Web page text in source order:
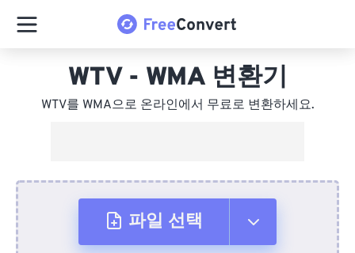
WTV - WMA 변환기
WTV를 WMA으로 온라인에서 무료로 변환하세요.
파일 선택